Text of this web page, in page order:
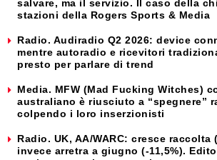
salvare, ma il servizio. Il caso della
stazioni della Rogers Sports & Media
Radio. Audiradio Q2 2026: device
mentre autoradio e ricevitori
presto per parlare di trend
Media. MFW (Mad Fucking Witches)
australiano è riusciuto a “spegnere”
colpendo i loro inserzionisti
Radio. UK, AA/WARC: cresce
invece arretra a giugno (-11,5%).